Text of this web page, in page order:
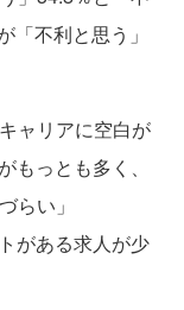
「不利と思う」
ャリアに空白が
っとも多く、
らい」
がある求人が少